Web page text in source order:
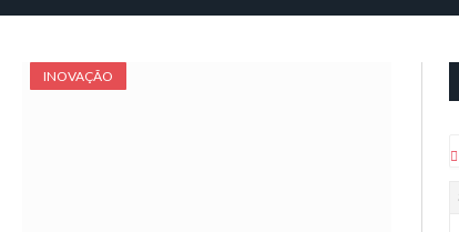
INOVAÇÃO